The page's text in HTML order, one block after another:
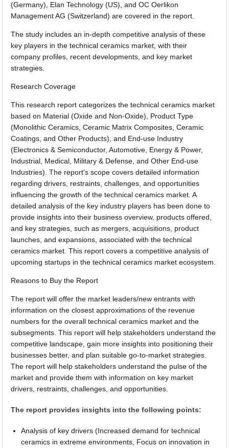
(Germany), Elan Technology (US), and OC Oerlikon
Management AG (Switzerland) are covered in the report.
The study includes an in-depth competitive analysis of these
key players in the technical ceramics market, with their
company profiles, recent developments, and key market
strategies.
Research Coverage
This research report categorizes the technical ceramics market
based on Material (Oxide and Non-Oxide), Product Type
(Monolithic Ceramics, Ceramic Matrix Composites, Ceramic
Coatings, and Other Products), and End-use Industry
(Electronics & Semiconductor, Automotive, Energy & Power,
Industrial, Medical, Military & Defense, and Other End-use
Industries). The report's scope covers detailed information
regarding drivers, restraints, challenges, and opportunities
influencing the growth of the technical ceramics market. A
detailed analysis of the key industry players has been done to
provide insights into their business overview, products offered,
and key strategies, such as mergers, acquisitions, product
launches, and expansions, associated with the technical
ceramics market. This report covers a competitive analysis of
upcoming startups in the technical ceramics market ecosystem.
Reasons to Buy the Report
The report will offer the market leaders/new entrants with
information on the closest approximations of the revenue
numbers for the overall technical ceramics market and the
subsegments. This report will help stakeholders understand the
competitive landscape, gain more insights into positioning their
businesses better, and plan suitable go-to-market strategies.
The report will help stakeholders understand the pulse of the
market and provide them with information on key market
drivers, restraints, challenges, and opportunities.
The report provides insights into the following points:
Analysis of key drivers (Increased demand for technical
ceramics in extreme environments, Focus on innovation in